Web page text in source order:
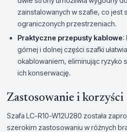
zainstalowanych w szafie, co
ograniczonych przestrzeniach.
Praktyczne przepusty kablowe:
górnej i dolnej części szafki
okablowaniem, eliminując ryzyko
ich konserwację.
Zastosowanie i korzyści
Szafa LC-R10-W12U280 została
szerokim zastosowaniu w różnych